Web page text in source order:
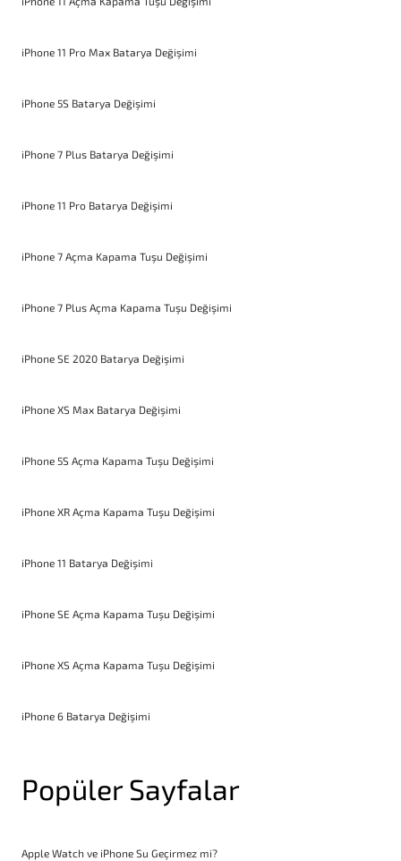
iPhone 11 Pro Max Batarya Değişimi
iPhone 5S Batarya Değişimi
iPhone 7 Plus Batarya Değişimi
iPhone 11 Pro Batarya Değişimi
iPhone 7 Açma Kapama Tuşu Değişimi
iPhone 7 Plus Açma Kapama Tuşu Değişimi
iPhone SE 2020 Batarya Değişimi
iPhone XS Max Batarya Değişimi
iPhone 5S Açma Kapama Tuşu Değişimi
iPhone XR Açma Kapama Tuşu Değişimi
iPhone 11 Batarya Değişimi
iPhone SE Açma Kapama Tuşu Değişimi
iPhone XS Açma Kapama Tuşu Değişimi
iPhone 6 Batarya Değişimi
Popüler Sayfalar
Apple Watch ve iPhone Su Geçirmez mi?